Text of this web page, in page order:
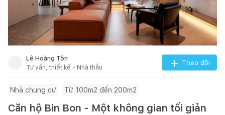
Lê Hoàng Tôn
Tư vấn, thiết kế - Nhà thầu
Theo dõi
Nhà chung cư Từ 100m2 đến 200m2
Căn hộ Bin Bon - Một không gian tối giản